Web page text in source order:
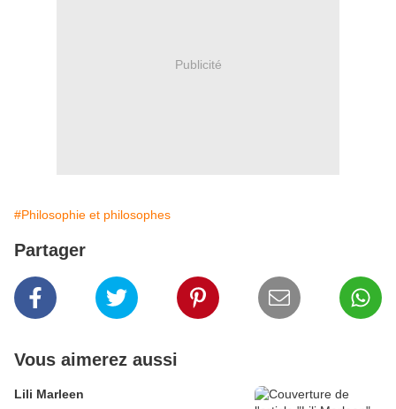
Publicité
#Philosophie et philosophes
Partager
Vous aimerez aussi
Lili Marleen